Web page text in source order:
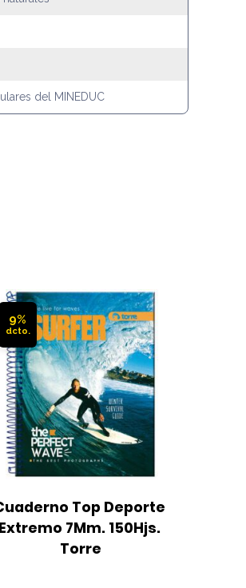
del MINEDUC
9%
Top Deporte
Extremo 7Mm. 150Hjs.
Torre